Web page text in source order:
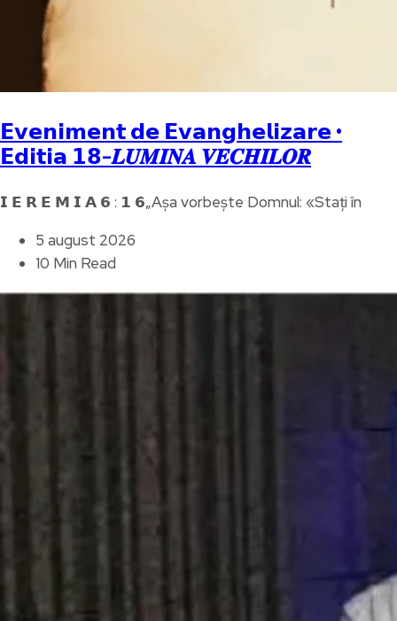
𝗘𝘃𝗲𝗻𝗶𝗺𝗲𝗻𝘁 𝗱𝗲 𝗘𝘃𝗮𝗻𝗴𝗵𝗲𝗹𝗶𝘇𝗮𝗿𝗲 •
𝗘𝗱𝗶𝘁𝗶𝗮 𝟭𝟴-𝑳𝑼𝑴𝑰𝑵𝑨 𝑽𝑬𝑪𝑯𝑰𝑳𝑶𝑹
𝗜 𝗘 𝗥 𝗘 𝗠 𝗜 𝗔 𝟲 : 𝟭 𝟲„Așa vorbește Domnul: «Stați în
5 august 2026
10 Min Read